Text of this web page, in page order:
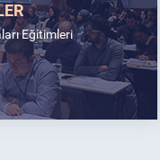
Eğitimleri